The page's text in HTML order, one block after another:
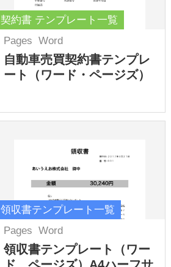
契約書 テンプレート一覧
Pages Word
自動車売買契約書テンプレ
ート（ワード・ページズ）
領収書テンプレート一覧
Pages Word
領収書テンプレート（ワー